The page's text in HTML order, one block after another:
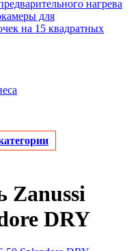
нагрева
для
на 15 квадратных
Zanussi
DRY